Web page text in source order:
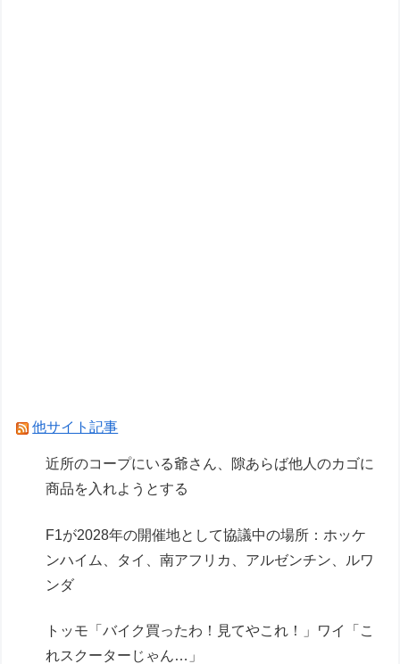
他サイト記事
近所のコープにいる爺さん、隙あらば他人のカゴに
商品を入れようとする
F1が2028年の開催地として協議中の場所：ホッケ
ンハイム、タイ、南アフリカ、アルゼンチン、ルワ
ンダ
トッモ「バイク買ったわ！見てやこれ！」ワイ「こ
れスクーターじゃん…」